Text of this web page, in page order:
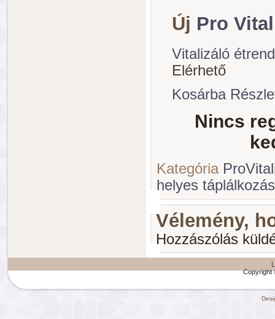
Új Pro
Vitalizáló
Elérhető
Kosárba
Nincs
Kategória
helyes táplálkozás
Vélemény,
Hozzászólás
Copyright